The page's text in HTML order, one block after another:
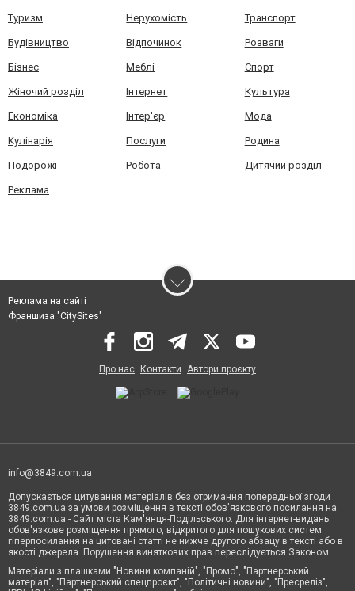
Туризм Нерухомість Транспорт
Будівництво Відпочинок Розваги
Бізнес Меблі Спорт
Жіночий розділ Інтернет Культура
Економіка Інтер'єр Мода
Кулінарія Послуги Родина
Подорожі Робота Дитячий розділ
Реклама
Реклама на сайті
Франшиза "CitySites"
Про нас Контакти Автори проєкту
info@3849.com.ua
Допускається цитування матеріалів без отримання попередньої згоди
3849.com.ua за умови розміщення в тексті обов'язкового посилання на
3849.com.ua - Сайт міста Кам'янця-Подільського. Для інтернет-видань
обов'язкове розміщення прямого, відкритого для пошукових систем
гіперпосилання на цитовані статті не нижче другого абзацу в тексті або в
якості джерела. Порушення виняткових прав переслідується Законом.
Матеріали з плашками "Новини компаній", "Промо", "Партнерський
матеріал", "Партнерський спецпроєкт", "Політичні новини", "Пресреліз",